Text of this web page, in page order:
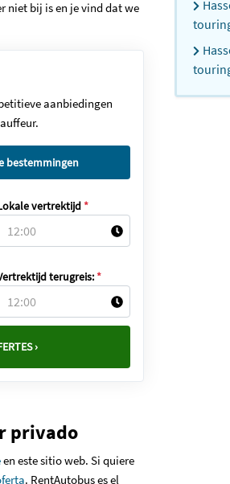
niet bij is en je vind dat we
aanbiedingen
bestemmingen
vertrektijd *
terugreis: *
›
privado
en este sitio web. Si quiere
. RentAutobus es el